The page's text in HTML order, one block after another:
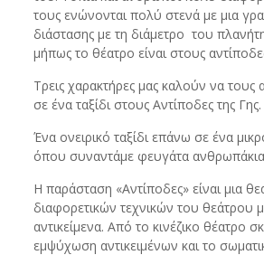
τους ενώνονται πολύ στενά με μια
διάστασης με τη διάμετρο του
μήπως το θέατρο είναι στους
Τρεις χαρακτήρες μας καλούν να
σε ένα ταξίδι στoυς Αντίποδες της Γης.
Ένα ονειρικό ταξίδι επάνω σε ένα
όπου συναντάμε φευγάτα ανθρωπάκια
Η παράσταση «Αντίποδες» είναι μια
διαφορετικών τεχνικών του θεάτρου
αντικείμενα. Από το κινέζικο θέατρο
εμψύχωση αντικειμένων και το